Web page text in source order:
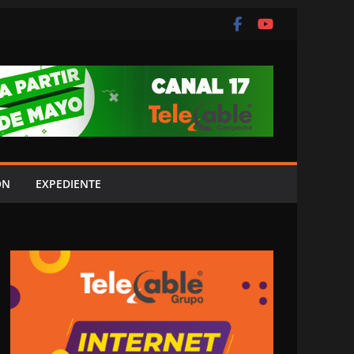
EXPEDIENTE